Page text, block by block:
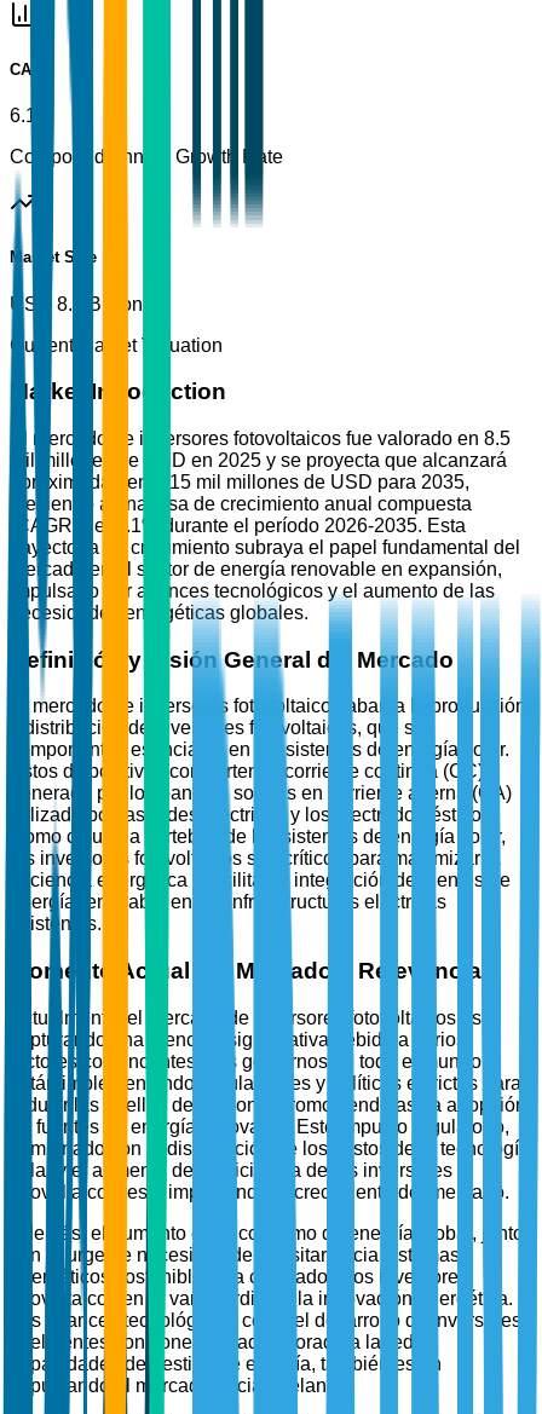
CAGR
6.1%
Compound Annual Growth Rate
Market Size
USD 8.5 Billion
Current Market Valuation
Market Introduction
El mercado de inversores fotovoltaicos fue valorado en 8.5
mil millones de USD en 2025 y se proyecta que alcanzará
aproximadamente 15 mil millones de USD para 2035,
creciendo a una tasa de crecimiento anual compuesta
(CAGR) del 6.1% durante el período 2026-2035. Esta
trayectoria de crecimiento subraya el papel fundamental del
mercado en el sector de energía renovable en expansión,
impulsado por avances tecnológicos y el aumento de las
necesidades energéticas globales.
Definición y Visión General del Mercado
El mercado de inversores fotovoltaicos abarca la producción
y distribución de inversores fotovoltaicos, que son
componentes esenciales en los sistemas de energía solar.
Estos dispositivos convierten la corriente continua (CC)
generada por los paneles solares en corriente alterna (CA)
utilizada por las redes eléctricas y los electrodomésticos.
Como columna vertebral de los sistemas de energía solar,
los inversores fotovoltaicos son críticos para maximizar la
eficiencia energética y facilitar la integración de fuentes de
energía renovable en las infraestructuras eléctricas
existentes.
Momento Actual del Mercado y Relevancia
Actualmente, el mercado de inversores fotovoltaicos está
capturando una atención significativa debido a varios
factores convincentes. Los gobiernos de todo el mundo
están implementando regulaciones y políticas estrictas para
reducir las huellas de carbono, promoviendo así la adopción
de fuentes de energía renovable. Este impulso regulatorio,
combinado con la disminución de los costos de la tecnología
solar y el aumento de la eficiencia de los inversores
fotovoltaicos, está impulsando el crecimiento del mercado.
Además, el aumento en el consumo de energía global, junto
con la urgente necesidad de transitar hacia sistemas
energéticos sostenibles, ha colocado a los inversores
fotovoltaicos en la vanguardia de la innovación energética.
Los avances tecnológicos, como el desarrollo de inversores
inteligentes con conectividad mejorada a la red y
capacidades de gestión de energía, también están
impulsando el mercado hacia adelante.